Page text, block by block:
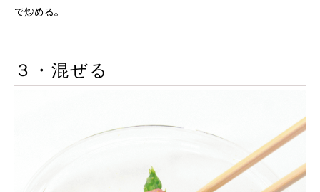
で炒める。
３・混ぜる